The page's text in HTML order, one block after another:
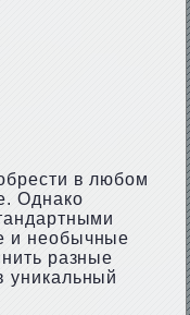
в любом
Однако
и необычные
разные
уникальный